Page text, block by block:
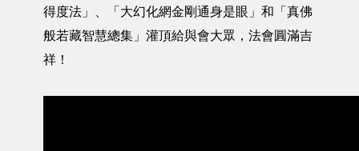
得度法」、「大幻化網金剛通身是眼」和「真佛
般若藏智慧總集」灌頂給與會大眾，法會圓滿吉
祥！